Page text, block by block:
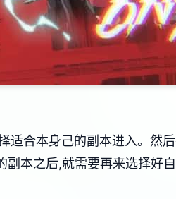
适合本身己的副本进入。然
副本之后,就需要再来选择好